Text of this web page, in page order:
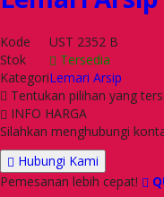
Kode
UST 2352 B
Stok
Tersedia
KategoriLemari Arsip
Tentukan pilihan yang
INFO HARGA
Silahkan menghubungi
Hubungi Kami
Pemesanan lebih cepat!